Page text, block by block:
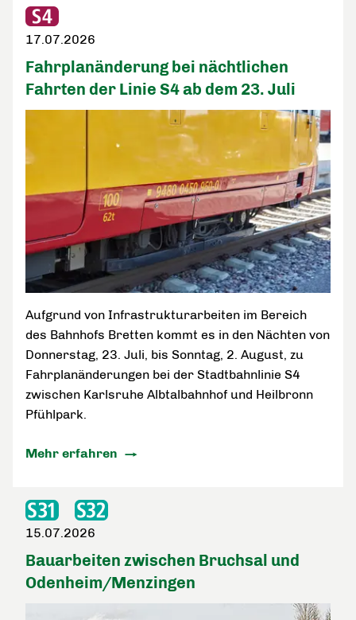
17.07.2026
Fahrplanänderung bei nächtlichen
Fahrten der Linie S4 ab dem 23. Juli
Aufgrund von Infrastrukturarbeiten im Bereich
des Bahnhofs Bretten kommt es in den Nächten von
Donnerstag, 23. Juli, bis Sonntag, 2. August, zu
Fahrplanänderungen bei der Stadtbahnlinie S4
zwischen Karlsruhe Albtalbahnhof und Heilbronn
Pfühlpark.
Mehr erfahren
15.07.2026
Bauarbeiten zwischen Bruchsal und
Odenheim/Menzingen